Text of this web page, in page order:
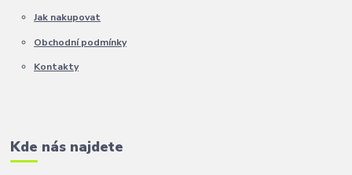
Jak nakupovat
Obchodní podmínky
Kontakty
Kde nás najdete